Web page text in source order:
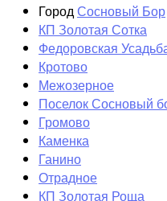
ГородСосновый Бор
КП Золотая Сотка
Федоровская
Кротово
Межозерное
Поселок Сосновый
Громово
Каменка
Ганино
Отрадное
КП Золотая Роща